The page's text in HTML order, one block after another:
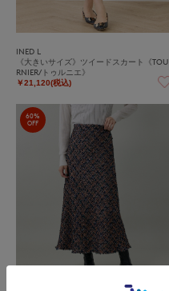
INED L
《大きいサイズ》ツイードスカート《TOU
RNIER/トゥルニエ》
￥21,120(税込)
60%
OFF